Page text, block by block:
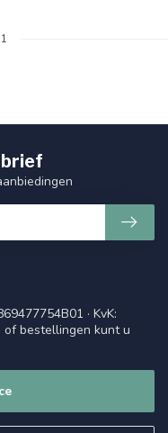
· KvK:
of bestellingen kunt u